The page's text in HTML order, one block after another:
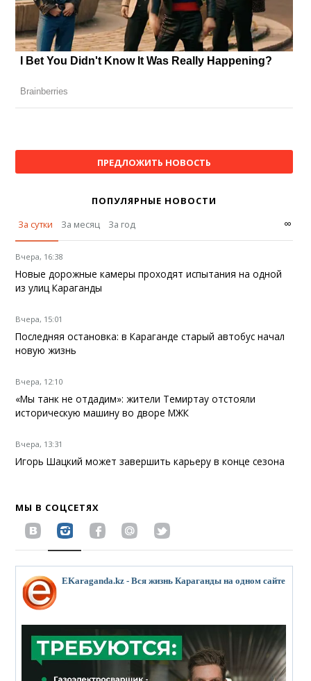
ПРЕДЛОЖИТЬ НОВОСТЬ
ПОПУЛЯРНЫЕ НОВОСТИ
За сутки
За месяц За год ∞
Вчера, 16:38
Новые дорожные камеры проходят испытания на одной
из улиц Караганды
Вчера, 15:01
Последняя остановка: в Караганде старый автобус начал
новую жизнь
Вчера, 12:10
«Мы танк не отдадим»: жители Темиртау отстояли
историческую машину во дворе МЖК
Вчера, 13:31
Игорь Шацкий может завершить карьеру в конце сезона
МЫ В СОЦСЕТЯХ
EKaraganda.kz - Вся жизнь Караганды на одном сайте